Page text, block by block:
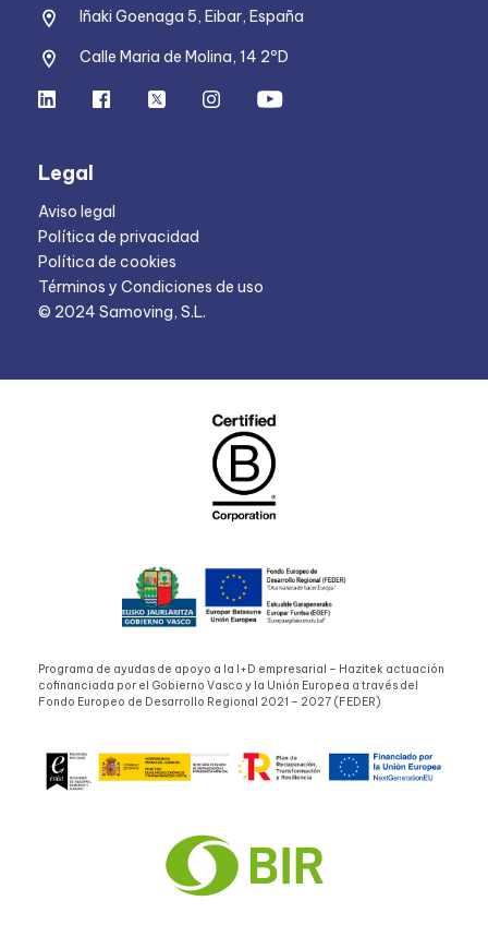
Iñaki Goenaga 5, Eibar, España
Calle Maria de Molina, 14 2ºD
Legal
Aviso legal
Política de privacidad
Política de cookies
Términos y Condiciones de uso
© 2024 Samoving, S.L.
Programa de ayudas de apoyo a la I+D empresarial – Hazitek actuación
cofinanciada por el Gobierno Vasco y la Unión Europea a través del
Fondo Europeo de Desarrollo Regional 2021 – 2027 (FEDER)